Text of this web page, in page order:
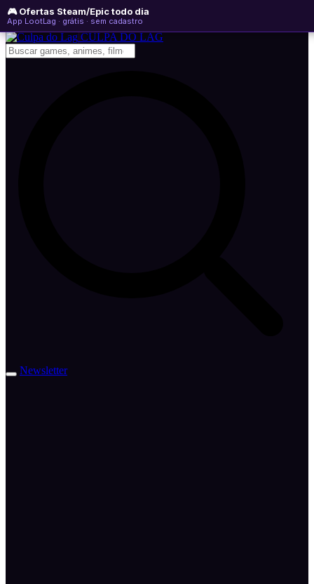
🎮 Ofertas Steam/Epic todo dia
App LootLag · grátis · sem cadastro
sexta-feira, 07 de agosto de 2026
Newsletter
CULPA DO LAG
Newsletter